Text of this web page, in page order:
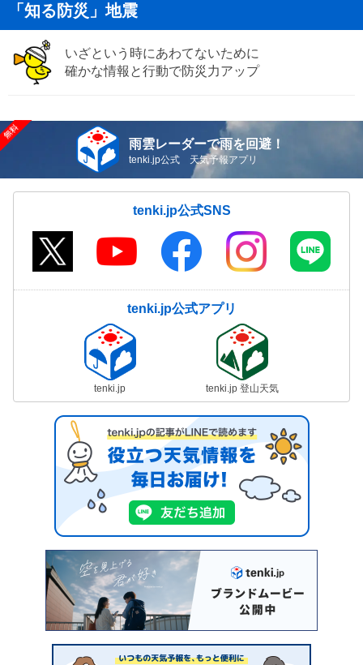
「知る防災」地震
いざという時にあわてないために
確かな情報と行動で防災力アップ
雨雲レーダーで雨を回避！
tenki.jp公式 天気予報アプリ
tenki.jp公式SNS
tenki.jp公式アプリ
tenki.jp tenki.jp 登山天気